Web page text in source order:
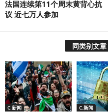
法国连续第11个周末黄背心抗
议 近七万人参加
同类别文章
C.新闻 C.新闻